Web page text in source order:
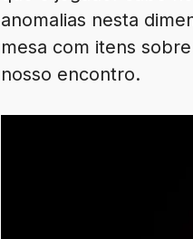
anomalias nesta
mesa com itens
nosso encontro.